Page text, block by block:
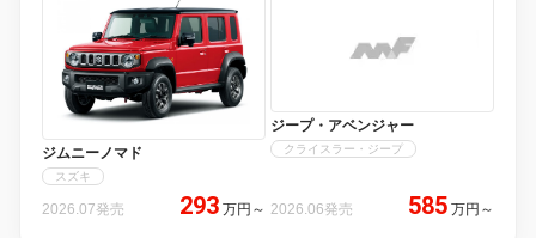
ジムニーノマド
スズキ
2026.07発売 293 万円 ～
ジープ・アベンジャー
クライスラー・ジープ
2026.06発売 585 万円 ～